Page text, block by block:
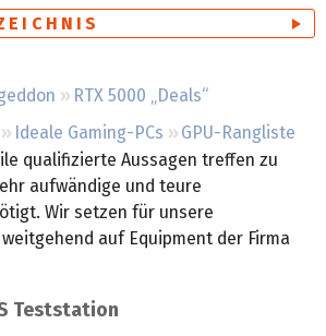
RTX 5000 „Deals“
Ideale Gaming-PCs
GPU-Rangliste
qualifizierte Aussagen treffen zu
aufwändige und teure
Wir setzen für unsere
auf Equipment der Firma
Teststation